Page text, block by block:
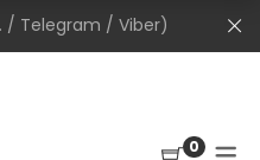
/ Telegram / Viber)
0